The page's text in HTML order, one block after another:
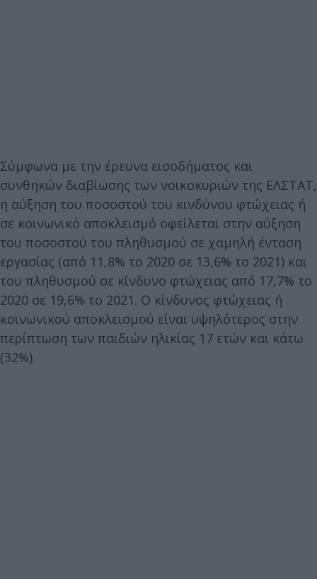
Σύμφωνα με την έρευνα εισοδήματος και
συνθηκών διαβίωσης των νοικοκυριών της ΕΛΣΤΑΤ,
η αύξηση του ποσοστού του κινδύνου φτώχειας ή
σε κοινωνικό αποκλεισμό οφείλεται στην αύξηση
του ποσοστού του πληθυσμού σε χαμηλή ένταση
εργασίας (από 11,8% το 2020 σε 13,6% το 2021) και
του πληθυσμού σε κίνδυνο φτώχειας από 17,7% το
2020 σε 19,6% το 2021. Ο κίνδυνος φτώχειας ή
κοινωνικού αποκλεισμού είναι υψηλότερος στην
περίπτωση των παιδιών ηλικίας 17 ετών και κάτω
(32%).